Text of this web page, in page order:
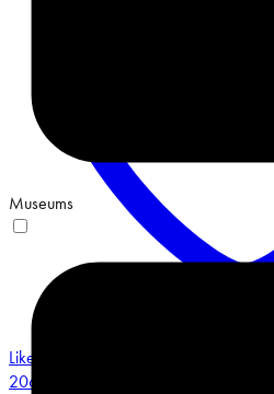
Like on Twitter 2068548487491551658
2068548487491551658
Museums